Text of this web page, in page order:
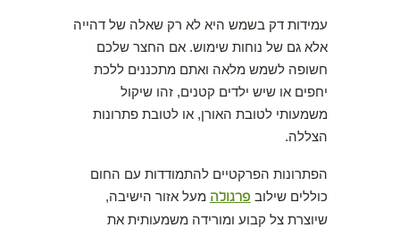
עמידות דק בשמש היא לא רק שאלה של דהייה
אלא גם של נוחות שימוש. אם החצר שלכם
חשופה לשמש מלאה ואתם מתכננים ללכת
יחפים או שיש ילדים קטנים, זהו שיקול
משמעותי לטובת האורן, או לטובת פתרונות
הצללה.
הפתרונות הפרקטיים להתמודדות עם החום
כוללים שילוב פרגולה מעל אזור הישיבה,
שיוצרת צל קבוע ומורידה משמעותית את